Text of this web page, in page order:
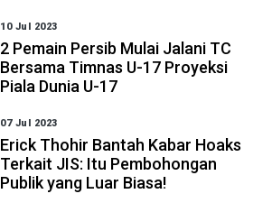
10 Jul 2023
2 Pemain Persib Mulai Jalani TC
Bersama Timnas U-17 Proyeksi
Piala Dunia U-17
07 Jul 2023
Erick Thohir Bantah Kabar Hoaks
Terkait JIS: Itu Pembohongan
Publik yang Luar Biasa!